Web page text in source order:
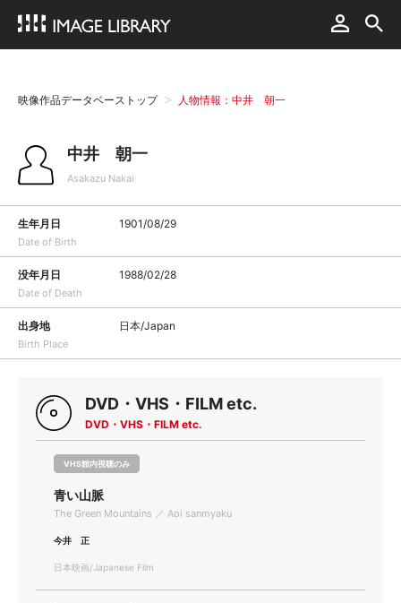
映像作品データベーストップ 人物情報：中井 朝一
中井 朝一
Asakazu Nakai
生年月日
Date of Birth
1901/08/29
没年月日
Date of Death
1988/02/28
出身地
Birth Place
日本/Japan
DVD・VHS・FILM etc.
DVD・VHS・FILM etc.
VHS館内視聴のみ
青い山脈
The Green Mountains ／ Aoi sanmyaku
今井 正
日本映画/Japanese Film